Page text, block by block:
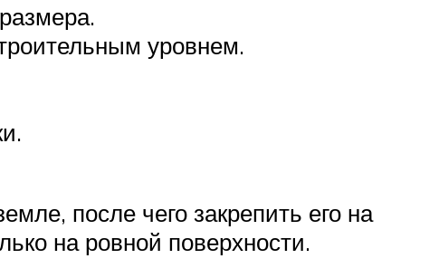
уровнем.
после чего закрепить его на
на ровной поверхности.